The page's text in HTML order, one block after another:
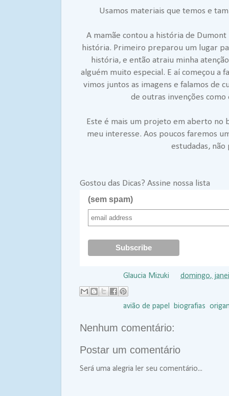
Usamos materiais que temos e
A mamãe contou a história de Dumont
história. Primeiro preparou um lugar
história, e então atraiu minha
alguém muito especial. E aí começou a
vimos juntos as imagens e falamos de
de outras invenções
Este é mais um projeto em aberto no
meu interesse. Aos poucos faremos
estudadas, não
Gostou das Dicas? Assine nossa lista
(sem spam)
Glaucia Mizuki domingo,
avião de papel biografias
Nenhum comentário:
Postar um comentário
Será uma alegria ler seu comentário...